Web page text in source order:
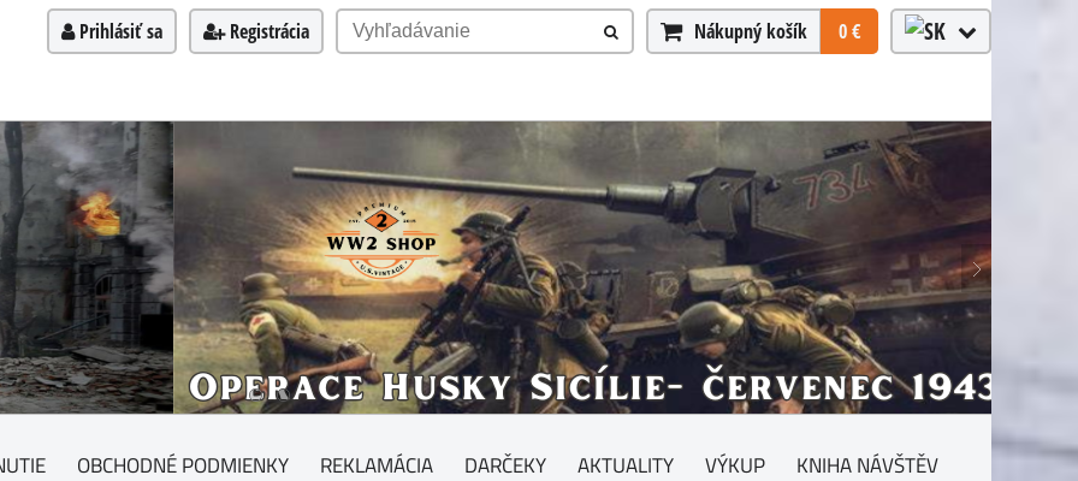
Prihlásiť sa Registrácia Nákupný košík 0 €
OBCHODNÉ PODMIENKY REKLAMÁCIA DARČEKY AKTUALITY VÝKUP KNIHA NÁVŠTĚV